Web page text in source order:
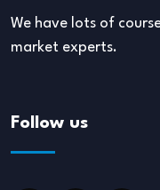
We have lots of
market experts.
Follow us